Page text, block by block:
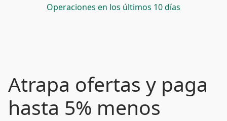
Operaciones en los últimos 10 días
Atrapa ofertas y paga
hasta 5% menos